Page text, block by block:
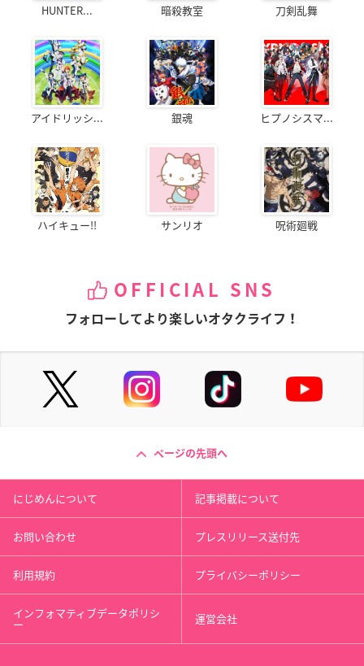
HUNTER... 暗殺教室 刀剣乱舞
アイドリッシ... 銀魂 ヒプノシスマ...
ハイキュー!! サンリオ 呪術廻戦
OFFICIAL SNS
フォローしてより楽しいオタクライフ！
ページの先頭へ
にじめんについて 記事掲載について
お問い合わせ プレスリリース送付先
利用規約 プライバシーポリシー
インフォマティブデータポリシ
ー 運営会社